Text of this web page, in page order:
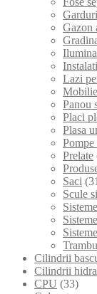
Gazon
Lazi
Panou
Placi
Plasa
Pompe
Prelate
Saci
Scule
Cilindrii
Cilindrii
CPU (33)